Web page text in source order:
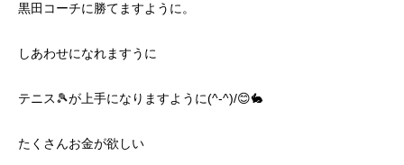
黒田コーチに勝てますように。
しあわせになれますうに
テニス🎾が上手になりますように(^-^)/😊🐇
たくさんお金が欲しい